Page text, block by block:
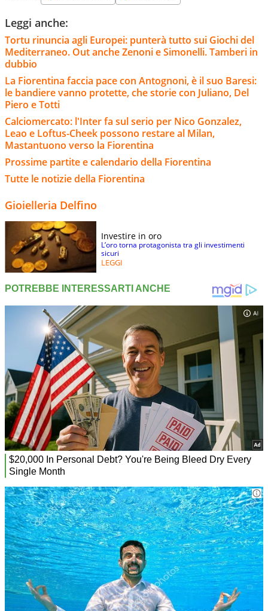
Leggi anche:
Tortu rinuncia agli Europei: punterà tutto sui Giochi del
Mediterraneo. Out anche Zenoni e Simonelli. Tamberi in
dubbio
La Fiorentina faccia pace con Antognoni, è il suo Baresi:
le bandiere vanno protette, che storie con Juliano, Del
Piero e Totti
Calciomercato: l'Inter fa sul serio per Nico Gonzalez,
Leao e Loftus-Cheek possono restare al Milan,
Mastantuono verso la Fiorentina
Prossime partite e calendario della Fiorentina
Tutte le notizie della Fiorentina
Gioielleria Delfino
Investire in oro
L’oro torna protagonista tra gli investimenti
sicuri
LEGGI